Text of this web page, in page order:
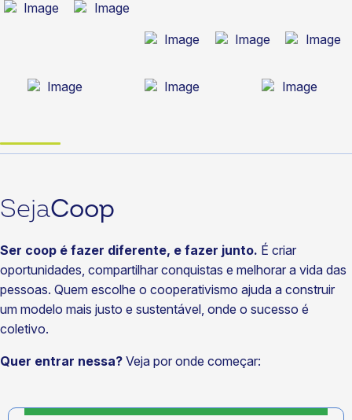
SejaCoop
Ser coop é fazer diferente, e fazer junto. É criar
oportunidades, compartilhar conquistas e melhorar a vida das
pessoas. Quem escolhe o cooperativismo ajuda a construir
um modelo mais justo e sustentável, onde o sucesso é
coletivo.
Quer entrar nessa? Veja por onde começar: